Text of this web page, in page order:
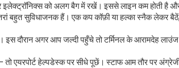
इलेक्ट्रॉनिक्स को अलग बैग में रखें। इससे लाइन कम होती है
बहुत सुविधाजनक हैं। एक कप कॉफ़ी या हल्का स्नैक लेकर बैठें,
दौरान अगर आप जल्दी पहुँचे तो टर्मिनल के आरामदेह लाउंज
एयरपोर्ट हेल्पडेस्क पर सीधे पूछें। स्टाफ आम तौर पर